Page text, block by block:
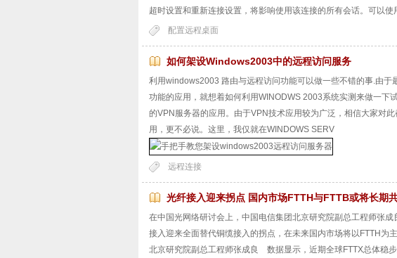
超时设置和重新连接设置，将影响使用该连接的所有会话。可以使
配置远程桌面
如何架设Windows2003中的远程访问服务
利用windows2003 路由与远程访问功能可以做一些不错的事.由
功能的应用，就想着如何利用WINODWS 2003系统实测来做一下
的VPN服务器的应用。由于VPN技术应用较为广泛，相信大家对
用，更不必说。这里，我仅就在WINDOWS SERV
远程连接
光纤接入迎来拐点 国内市场FTTH与FTTB或将长期
在中国光网络研讨会上，中国电信集团北京研究院副总工程师张
接入迎来全面替代铜缆接入的拐点，在未来国内市场将以FTTH为
北京研究院副总工程师张成良 数据显示，近期全球FTTX总体稳